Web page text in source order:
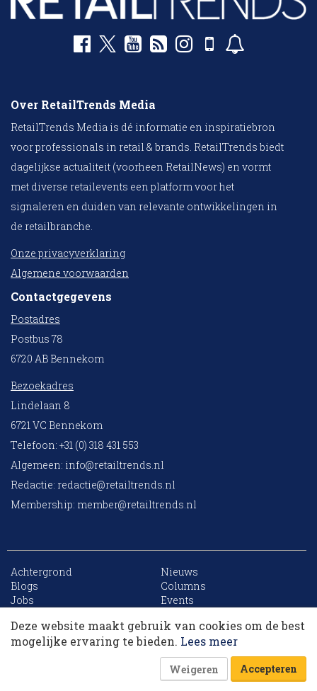
Over RetailTrends Media
RetailTrends Media is dé informatie en inspiratiebron
voor professionals in retail & brands. RetailTrends biedt
dagelijkse actualiteit (voorheen RetailNews) en vormt
met diverse retailevents een platform voor het
signaleren en duiden van relevante ontwikkelingen in
de retailbranche.
Onze privacyverklaring
Algemene voorwaarden
Contactgegevens
Postadres
Postbus 78
6720 AB Bennekom
Bezoekadres
Lindelaan 8
6721 VC Bennekom
Telefoon: +31 (0) 318 431 553
Algemeen: info@retailtrends.nl
Redactie: redactie@retailtrends.nl
Membership: member@retailtrends.nl
Achtergrond
Nieuws
Blogs
Columns
Jobs
Events
Archief
Sitemap
Website is powered by
Deze website maakt gebruik van cookies om de best
mogelijke ervaring te bieden. Lees meer
Weigeren Accepteren
10 collega’s
Korting op events